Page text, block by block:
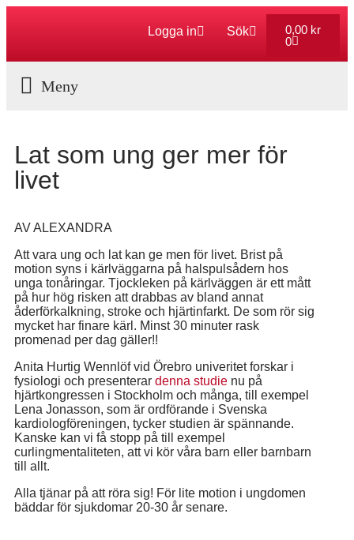
Logga in Sök 0,00 kr
0
Lat som ung ger mer för
livet
AV ALEXANDRA
Att vara ung och lat kan ge men för livet. Brist på
motion syns i kärlväggarna på halspulsådern hos
unga tonåringar. Tjockleken på kärlväggen är ett mått
på hur hög risken att drabbas av bland annat
åderförkalkning, stroke och hjärtinfarkt. De som rör sig
mycket har finare kärl. Minst 30 minuter rask
promenad per dag gäller!!
Anita Hurtig Wennlöf vid Örebro univeritet forskar i
fysiologi och presenterar denna studie nu på
hjärtkongressen i Stockholm och många, till exempel
Lena Jonasson, som är ordförande i Svenska
kardiologföreningen, tycker studien är spännande.
Kanske kan vi få stopp på till exempel
curlingmentaliteten, att vi kör våra barn eller barnbarn
till allt.
Alla tjänar på att röra sig! För lite motion i ungdomen
bäddar för sjukdomar 20-30 år senare.